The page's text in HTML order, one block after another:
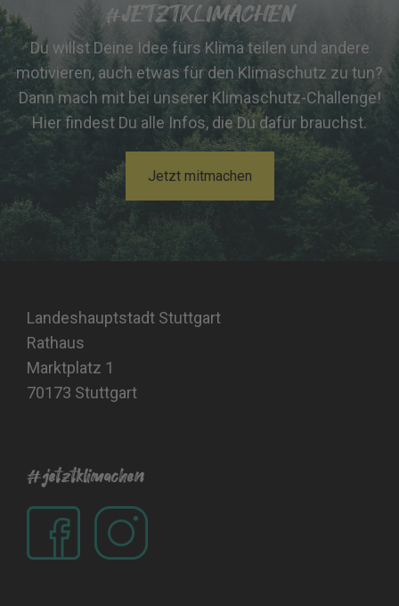
#JETZTKLIMACHEN
Du willst Deine Idee fürs Klima teilen und andere
motivieren, auch etwas für den Klimaschutz zu tun?
Dann mach mit bei unserer Klimaschutz-Challenge!
Hier findest Du alle Infos, die Du dafür brauchst.
Jetzt mitmachen
Landeshauptstadt Stuttgart
Rathaus
Marktplatz 1
70173 Stuttgart
#jetztklimachen